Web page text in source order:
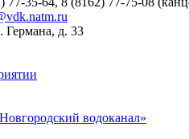
Германа, д. 33
водоканал»